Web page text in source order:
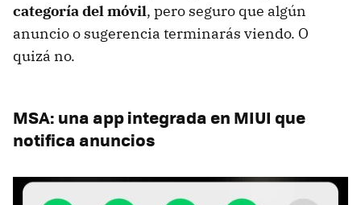
categoría del móvil, pero seguro que algún
anuncio o sugerencia terminarás viendo. O
quizá no.
MSA: una app integrada en MIUI que
notifica anuncios